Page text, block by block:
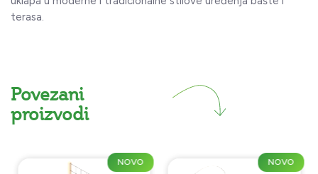
terasa.
Povezani
proizvodi
NOVO NOVO